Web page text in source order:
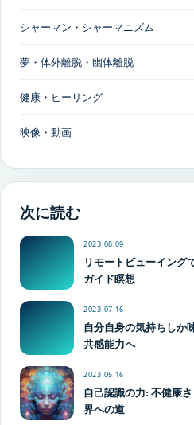
シャーマン・シャーマニズム
夢・体外離脱・幽体離脱
健康・ヒーリング
映像・動画
次に読む
2023.08.09
リモートビューイング
ガイド瞑想
2023.07.16
自分自身の気持ちしか
共感能力へ
2023.05.16
自己認識の力: 不健康
界への道